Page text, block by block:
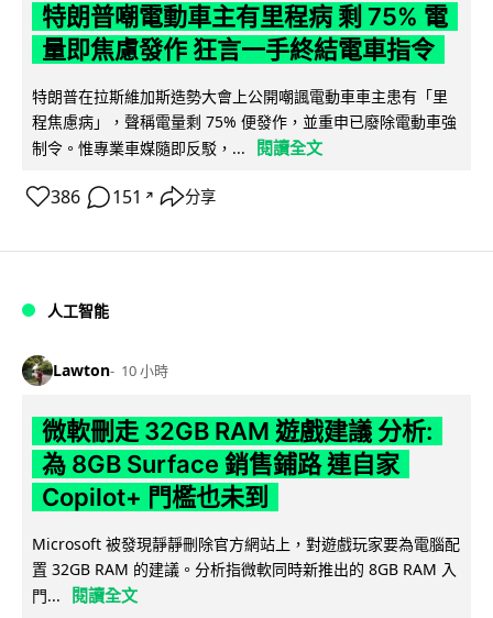
特朗普嘲電動車主有里程病 剩 75% 電
量即焦慮發作 狂言一手終結電車指令
特朗普在拉斯維加斯造勢大會上公開嘲諷電動車車主患有「里
程焦慮病」，聲稱電量剩 75% 便發作，並重申已廢除電動車強
制令。惟專業車媒隨即反駁，...
閱讀全文
386 151 ↗ 分享
人工智能
Lawton 10 小時
微軟刪走 32GB RAM 遊戲建議 分析:
為 8GB Surface 銷售鋪路 連自家
Copilot+ 門檻也未到
Microsoft 被發現靜靜刪除官方網站上，對遊戲玩家要為電腦配
置 32GB RAM 的建議。分析指微軟同時新推出的 8GB RAM 入
門...
閱讀全文